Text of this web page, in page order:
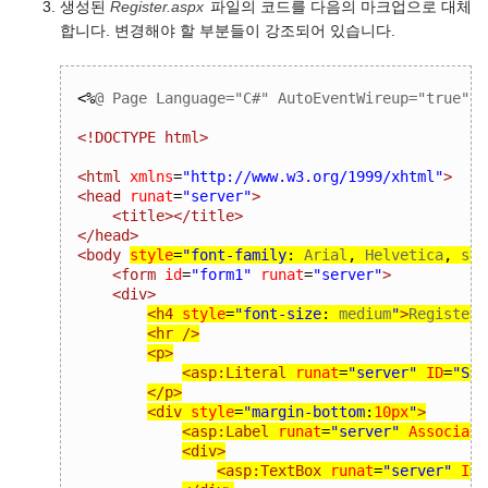
생성된 Register.aspx 파일의 코드를 다음의 마크업으로 대체
합니다. 변경해야 할 부분들이 강조되어 있습니다.
<%@ Page Language="C#"
<!DOCTYPE html>
<html xmlns="http://www.w3.org/1999/xhtml">
<head
runat="server">
<title></title>
</head>
<body style="font-family: Arial , Helvetica,
<form id="form1" runat="server">
<div>
<h4 style="font-size: medium">Register
<hr />
<p>
<asp:Literal
runat="server" ID=
</p>
<div style="margin-bottom: 10px">
<asp:Label
runat="server"
<div>
<asp:TextBox
runat="server" ID